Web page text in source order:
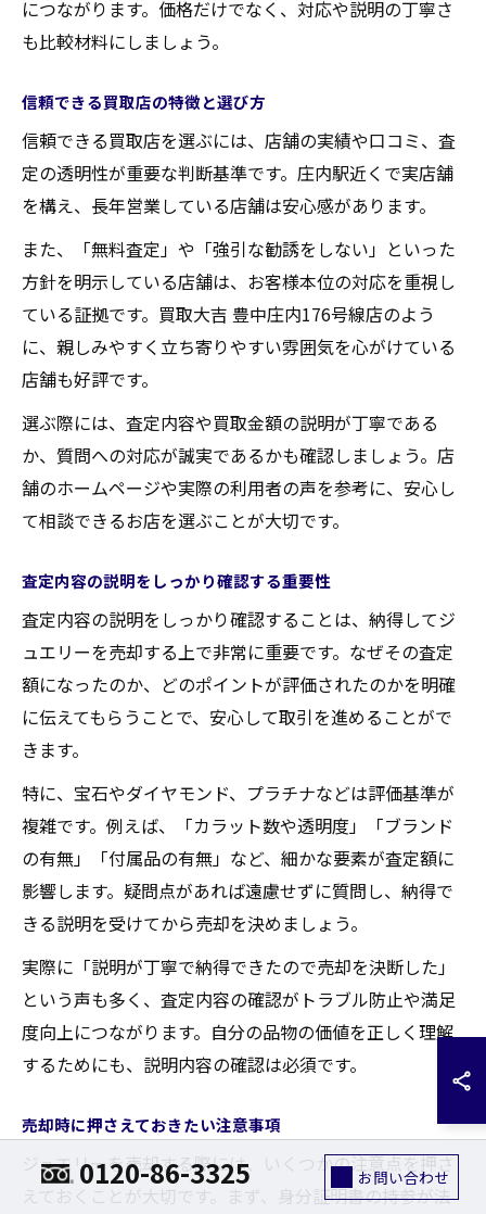
につながります。価格だけでなく、対応や説明の丁寧さ
も比較材料にしましょう。
信頼できる買取店の特徴と選び方
信頼できる買取店を選ぶには、店舗の実績や口コミ、査
定の透明性が重要な判断基準です。庄内駅近くで実店舗
を構え、長年営業している店舗は安心感があります。
また、「無料査定」や「強引な勧誘をしない」といった
方針を明示している店舗は、お客様本位の対応を重視し
ている証拠です。買取大吉 豊中庄内176号線店のよう
に、親しみやすく立ち寄りやすい雰囲気を心がけている
店舗も好評です。
選ぶ際には、査定内容や買取金額の説明が丁寧である
か、質問への対応が誠実であるかも確認しましょう。店
舗のホームページや実際の利用者の声を参考に、安心し
て相談できるお店を選ぶことが大切です。
査定内容の説明をしっかり確認する重要性
査定内容の説明をしっかり確認することは、納得してジ
ュエリーを売却する上で非常に重要です。なぜその査定
額になったのか、どのポイントが評価されたのかを明確
に伝えてもらうことで、安心して取引を進めることがで
きます。
特に、宝石やダイヤモンド、プラチナなどは評価基準が
複雑です。例えば、「カラット数や透明度」「ブランド
の有無」「付属品の有無」など、細かな要素が査定額に
影響します。疑問点があれば遠慮せずに質問し、納得で
きる説明を受けてから売却を決めましょう。
実際に「説明が丁寧で納得できたので売却を決断した」
という声も多く、査定内容の確認がトラブル防止や満足
度向上につながります。自分の品物の価値を正しく理解
するためにも、説明内容の確認は必須です。
売却時に押さえておきたい注意事項
ジュエリーを売却する際には、いくつかの注意点を押さ
えておくことが大切です。まず、身分証明書の持参が法
0120-86-3325 お問い合わせ